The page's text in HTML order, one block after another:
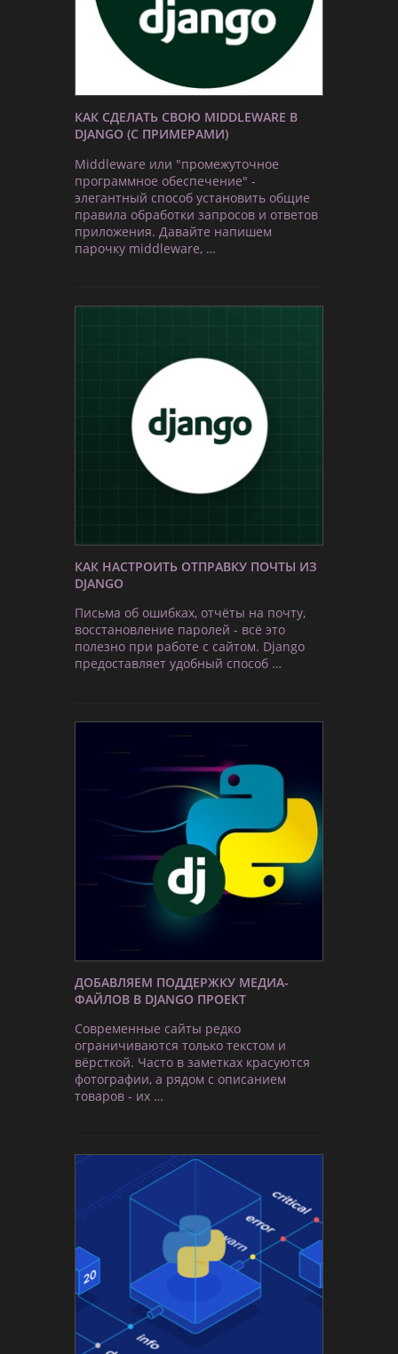
КАК СДЕЛАТЬ СВОЮ MIDDLEWARE В
DJANGO (С ПРИМЕРАМИ)
Middleware или "промежуточное
программное обеспечение" -
элегантный способ установить общие
правила обработки запросов и ответов
приложения. Давайте напишем
парочку middleware, …
КАК НАСТРОИТЬ ОТПРАВКУ ПОЧТЫ ИЗ
DJANGO
Письма об ошибках, отчёты на почту,
восстановление паролей - всё это
полезно при работе с сайтом. Django
предоставляет удобный способ …
ДОБАВЛЯЕМ ПОДДЕРЖКУ МЕДИА-
ФАЙЛОВ В DJANGO ПРОЕКТ
Современные сайты редко
ограничиваются только текстом и
вёрсткой. Часто в заметках красуются
фотографии, а рядом с описанием
товаров - их …